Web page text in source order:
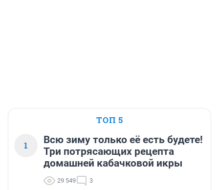
ТОП 5
1
Всю зиму только её есть будете!
Три потрясающих рецепта
домашней кабачковой икры
29 549 3